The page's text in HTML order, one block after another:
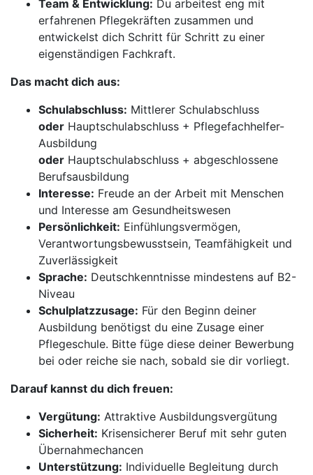
Team & Entwicklung: Du arbeitest eng mit
erfahrenen Pflegekräften zusammen und
entwickelst dich Schritt für Schritt zu einer
eigenständigen Fachkraft.
Das macht dich aus:
Schulabschluss: Mittlerer Schulabschluss
oder Hauptschulabschluss + Pflegefachhelfer-
Ausbildung
oder Hauptschulabschluss + abgeschlossene
Berufsausbildung
Interesse: Freude an der Arbeit mit Menschen
und Interesse am Gesundheitswesen
Persönlichkeit: Einfühlungsvermögen,
Verantwortungsbewusstsein, Teamfähigkeit und
Zuverlässigkeit
Sprache: Deutschkenntnisse mindestens auf B2-
Niveau
Schulplatzzusage: Für den Beginn deiner
Ausbildung benötigst du eine Zusage einer
Pflegeschule. Bitte füge diese deiner Bewerbung
bei oder reiche sie nach, sobald sie dir vorliegt.
Darauf kannst du dich freuen:
Vergütung: Attraktive Ausbildungsvergütung
Sicherheit: Krisensicherer Beruf mit sehr guten
Übernahmechancen
Unterstützung: Individuelle Begleitung durch